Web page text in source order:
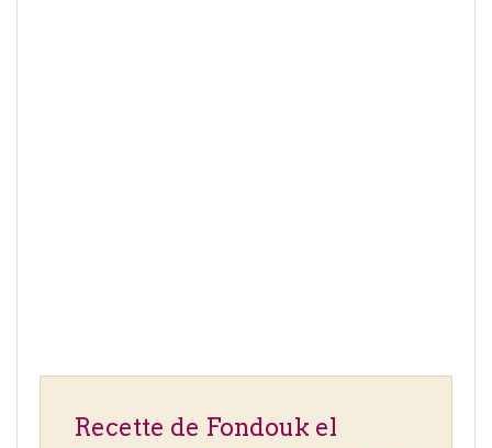
Recette de Fondouk el